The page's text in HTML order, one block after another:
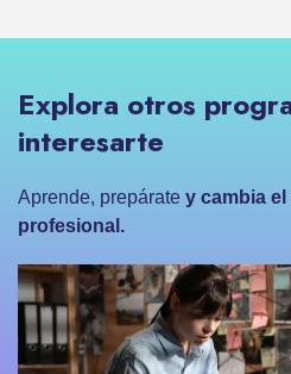
Explora otros
interesarte
Aprende, prepárate y cambia
profesional.